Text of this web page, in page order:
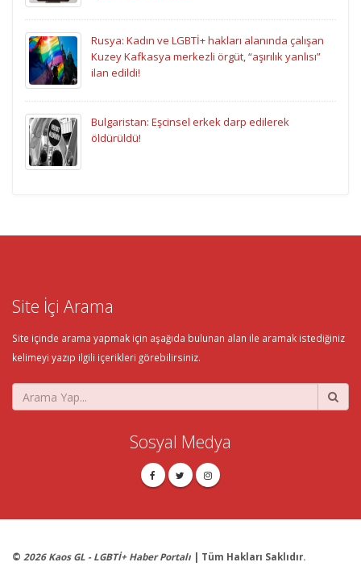
Rusya: Kadın ve LGBTİ+ hakları alanında çalışan
Kuzey Kafkasya merkezli örgüt, “aşırılık yanlısı”
ilan edildi!
Bulgaristan: Eşcinsel erkek darp edilerek
öldürüldü!
Site İçi Arama
Site içinde arama yapmak için aşağıda bulunan alan ile aramak istediğiniz
kelimeyi yazıp ilgili içerikleri görebilirsiniz.
Sosyal Medya
© 2026 Kaos GL - LGBTİ+ Haber Portalı | Tüm Hakları Saklıdır.